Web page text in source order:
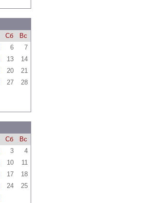
Сб
Вс
6
7
13
14
20
21
27
28
Сб
Вс
3
4
10
11
17
18
24
25